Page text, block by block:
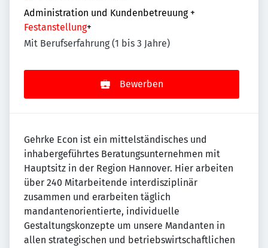
Administration und Kundenbetreuung +
Festanstellung+
Mit Berufserfahrung (1 bis 3 Jahre)
Bewerben
Gehrke Econ ist ein mittelständisches und
inhabergeführtes Beratungsunternehmen mit
Hauptsitz in der Region Hannover. Hier arbeiten
über 240 Mitarbeitende interdisziplinär
zusammen und erarbeiten täglich
mandantenorientierte, individuelle
Gestaltungskonzepte um unsere Mandanten in
allen strategischen und betriebswirtschaftlichen